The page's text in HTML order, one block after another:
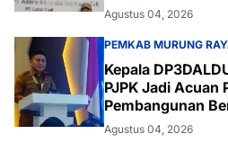
Agustus 04, 2026
PEMKAB MURUNG
Kepala
PJPK Jadi Acuan
Pembangunan
Agustus 04, 2026